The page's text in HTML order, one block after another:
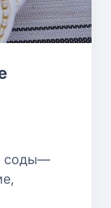
соды—